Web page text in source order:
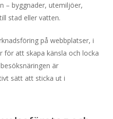
– byggnader, utemiljöer,
stad eller vatten.
på webbplatser, i
för att skapa känsla och locka
är
sätt att sticka ut i